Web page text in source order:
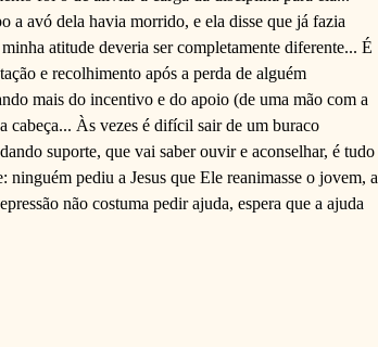
a avó dela havia morrido, e ela disse que já fazia
atitude deveria ser completamente diferente... É
e recolhimento após a perda de alguém
mais do incentivo e do apoio (de uma mão com a
cabeça... Às vezes é difícil sair de um buraco
suporte, que vai saber ouvir e aconselhar, é tudo
ninguém pediu a Jesus que Ele reanimasse o jovem, a
não costuma pedir ajuda, espera que a ajuda